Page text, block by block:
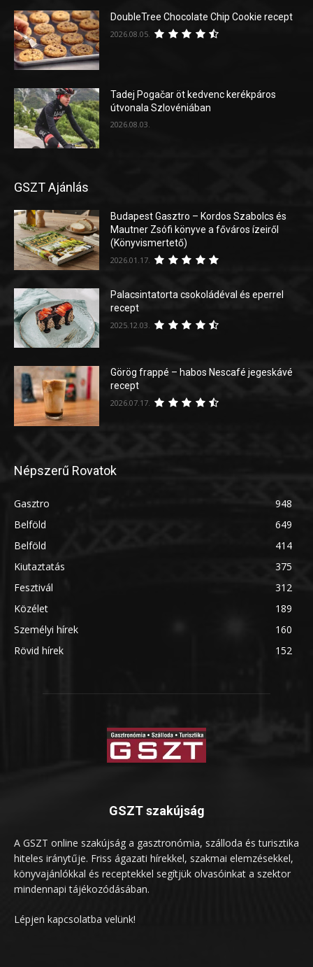
DoubleTree Chocolate Chip Cookie recept
2026.08.05.
Tadej Pogačar öt kedvenc kerékpáros
útvonala Szlovéniában
2026.08.03.
GSZT Ajánlás
Budapest Gasztro – Kordos Szabolcs és
Mautner Zsófi könyve a főváros ízeiről
(Könyvismertető)
2026.01.17.
Palacsintatorta csokoládéval és eperrel
recept
2025.12.03.
Görög frappé – habos Nescafé jegeskávé
recept
2026.07.17.
Népszerű Rovatok
Gasztro
948
Belföld
649
Belföld
414
Kiutaztatás
375
Fesztivál
312
Közélet
189
Személyi hírek
160
Rövid hírek
152
GSZT szakújság
A GSZT online szakújság a gasztronómia, szálloda és turisztika
hiteles iránytűje. Friss ágazati hírekkel, szakmai elemzésekkel,
könyvajánlókkal és receptekkel segítjük olvasóinkat a szektor
mindennapi tájékozódásában.
Lépjen kapcsolatba velünk!